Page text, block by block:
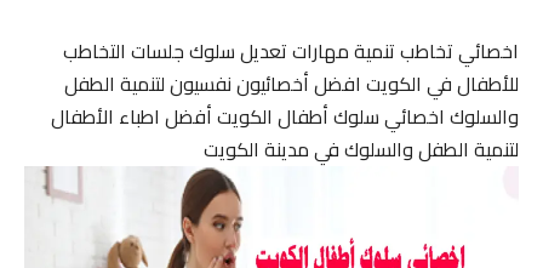
اخصائي تخاطب تنمية مهارات تعديل سلوك جلسات التخاطب
للأطفال في الكويت افضل أخصائيون نفسيون لتنمية الطفل
والسلوك اخصائي سلوك أطفال الكويت أفضل اطباء الأطفال
لتنمية الطفل والسلوك في مدينة الكويت